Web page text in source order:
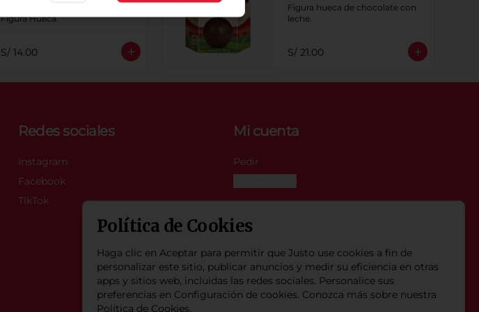
Figura Hueca.
S/ 14.00
Figura hueca de chocolate con
leche.
S/ 21.00
Redes sociales
Instagram
Facebook
TikTok
Mi cuenta
Pedir
Política de Cookies
Haga clic en Aceptar para permitir que Justo use cookies a fin de
personalizar este sitio, publicar anuncios y medir su eficiencia en otras
apps y sitios web, incluidas las redes sociales. Personalice sus
preferencias en Configuración de cookies. Conozca más sobre nuestra
Política de Cookies.